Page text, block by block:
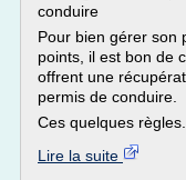
conduire
Pour bien gérer son
points, il est bon de
offrent une
permis de conduire.
Ces quelques règles...
Lire la suite